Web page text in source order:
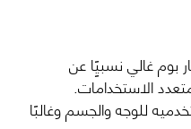
بومغالي نسبيًٍا عن
الاستخدامات.
للوجه والجسم وغالبًا